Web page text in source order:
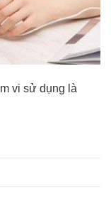
vi sử dụng là